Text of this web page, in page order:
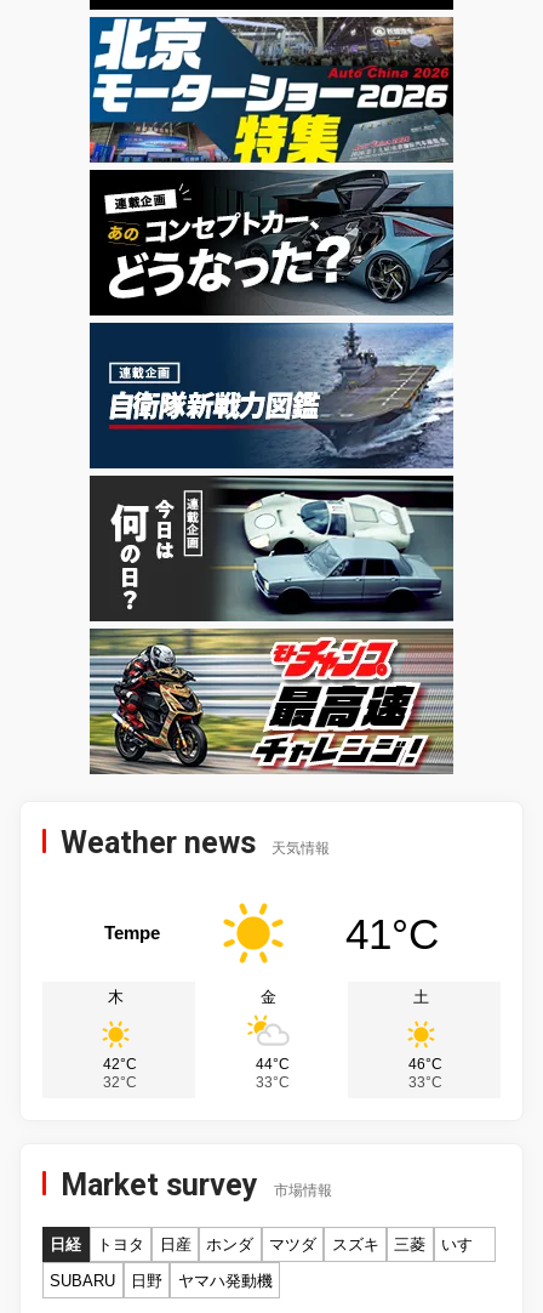
Weather news 天気情報
Tempe 41°C
木
42°C
32°C
金
44°C
33°C
土
46°C
33°C
Market survey 市場情報
日経 トヨタ 日産 ホンダ マツダ スズキ 三菱
いすゞ
SUBARU
日野 ヤマハ発動機